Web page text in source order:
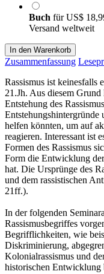
Buch fürUS$
Versand weltweit
In den Warenkorb
Zusammenfassung
Rassismus ist keinesfalls
21.Jh. Aus diesem
Entstehung des
Entstehungshintergründe
helfen könnten, um auf
reagieren. Interessant ist
Formen des Rassismus
Form die Entwicklung
hat. Die Ursprünge des
und dem rassistischen
21ff.).
In der folgenden
Rassismusbegriffes
Begrifflichkeiten, wie
Diskriminierung,
Kolonialrassismus und
historischen Entwicklung